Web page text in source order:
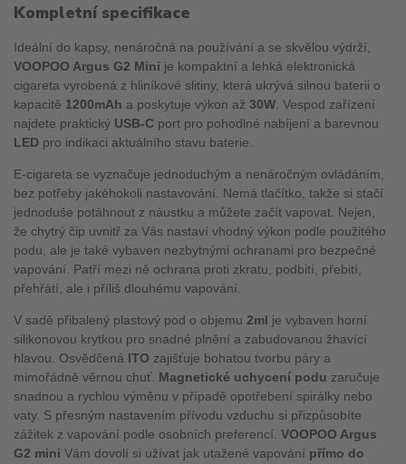
Kompletní specifikace
Ideální do kapsy, nenáročná na používání a se skvělou výdrží,
VOOPOO Argus G2 Mini je kompaktní a lehká elektronická
cigareta vyrobená z hliníkové slitiny, která ukrývá silnou baterii o
kapacitě 1200mAh a poskytuje výkon až 30W. Vespod zařízení
najdete praktický USB-C port pro pohodlné nabíjení a barevnou
LED pro indikaci aktuálního stavu baterie.
E-cigareta se vyznačuje jednoduchým a nenáročným ovládáním,
bez potřeby jakéhokoli nastavování. Nemá tlačítko, takže si stačí
jednoduše potáhnout z náustku a můžete začít vapovat. Nejen,
že chytrý čip uvnitř za Vás nastaví vhodný výkon podle použitého
podu, ale je také vybaven nezbytnými ochranami pro bezpečné
vapování. Patří mezi ně ochrana proti zkratu, podbití, přebití,
přehřátí, ale i příliš dlouhému vapování.
V sadě přibalený plastový pod o objemu 2ml je vybaven horní
silikonovou krytkou pro snadné plnění a zabudovanou žhavící
hlavou. Osvědčená ITO zajišťuje bohatou tvorbu páry a
mimořádně věrnou chuť. Magnetické uchycení podu zaručuje
snadnou a rychlou výměnu v případě opotřebení spirálky nebo
vaty. S přesným nastavením přívodu vzduchu si přizpůsobíte
zážitek z vapování podle osobních preferencí. VOOPOO Argus
G2 mini Vám dovolí si užívat jak utažené vapování přímo do